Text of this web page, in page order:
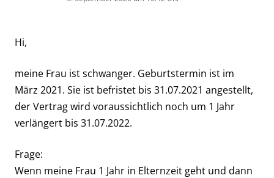
Hi,
meine Frau ist schwanger. Geburtstermin ist im
März 2021. Sie ist befristet bis 31.07.2021 angestellt,
der Vertrag wird voraussichtlich noch um 1 Jahr
verlängert bis 31.07.2022.
Frage:
Wenn meine Frau 1 Jahr in Elternzeit geht und dann